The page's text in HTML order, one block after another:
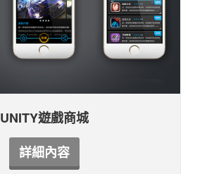
UNITY遊戲商城
詳細內容